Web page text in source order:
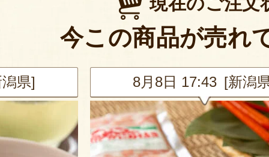
今この商品が売れ
県] 8月8日 17:43 [新潟